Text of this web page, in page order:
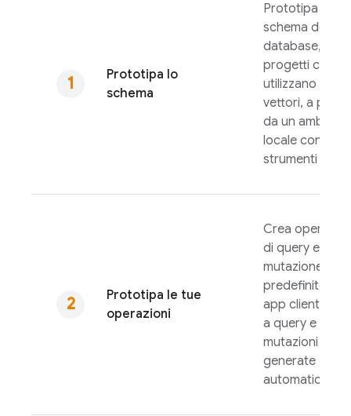
Prototipa lo
schema
Prototipa lo
schema del
database,
progetti che
utilizzano tipi di
vettori, a
da un ambiente
locale con
strumenti
Prototipa le tue
operazioni
Crea
di query e
mutazione
predefinite per
app client in
a query e
mutazioni
generate